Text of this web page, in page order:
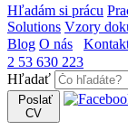
Hľadám si prácu
Solutions Vzory
Blog O nás
2 53 630 223
Hľadať
Poslať
CV